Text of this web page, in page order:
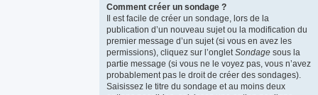
Comment créer un sondage ?
Il est facile de créer un sondage, lors de la
publication d’un nouveau sujet ou la modification du
premier message d’un sujet (si vous en avez les
permissions), cliquez sur l’ongletSondage sous la
partie message (si vous ne le voyez pas, vous n’avez
probablement pas le droit de créer des sondages).
Saisissez le titre du sondage et au moins deux